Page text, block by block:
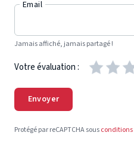
Email
Jamais affiché, jamais partagé !
Votre évaluation :
Envoyer
Protégé par reCAPTCHA sousconditions